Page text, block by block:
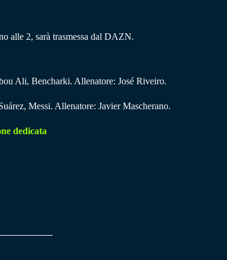
alle 2, sarà trasmessa dal DAZN.
Ali, Bencharki. Allenatore: José Riveiro.
Messi. Allenatore: Javier Mascherano.
dedicata